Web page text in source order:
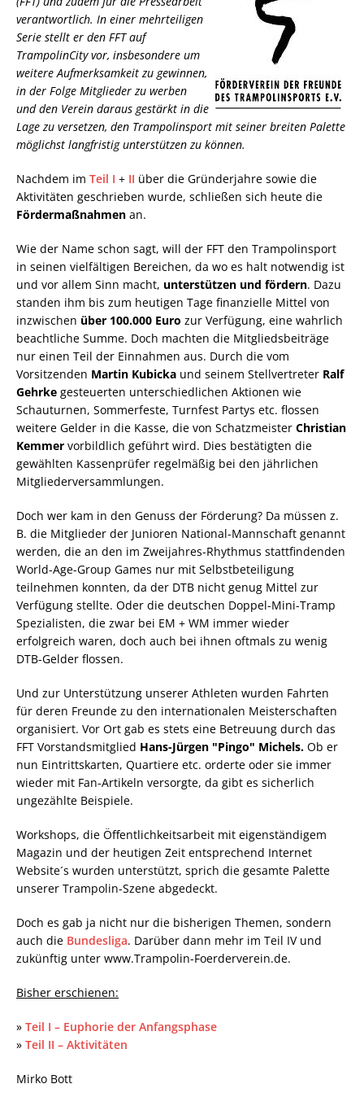
verantwortlich. In einer mehrteiligen
Serie stellt er den FFT auf
TrampolinCity vor, insbesondere um
weitere Aufmerksamkeit zu gewinnen,
in der Folge Mitglieder zu werben
und den Verein daraus gestärkt in die
Lage zu versetzen, den Trampolinsport mit seiner breiten Palette
möglichst langfristig unterstützen zu können.
Nachdem im Teil I + II über die Gründerjahre sowie die
Aktivitäten geschrieben wurde, schließen sich heute die
Fördermaßnahmen an.
Wie der Name schon sagt, will der FFT den Trampolinsport
in seinen vielfältigen Bereichen, da wo es halt notwendig ist
und vor allem Sinn macht, unterstützen und fördern. Dazu
standen ihm bis zum heutigen Tage finanzielle Mittel von
inzwischen über 100.000 Euro zur Verfügung, eine wahrlich
beachtliche Summe. Doch machten die Mitgliedsbeiträge
nur einen Teil der Einnahmen aus. Durch die vom
Vorsitzenden Martin Kubicka und seinem Stellvertreter Ralf
Gehrke gesteuerten unterschiedlichen Aktionen wie
Schauturnen, Sommerfeste, Turnfest Partys etc. flossen
weitere Gelder in die Kasse, die von Schatzmeister Christian
Kemmer vorbildlich geführt wird. Dies bestätigten die
gewählten Kassenprüfer regelmäßig bei den jährlichen
Mitgliederversammlungen.
Doch wer kam in den Genuss der Förderung? Da müssen z.
B. die Mitglieder der Junioren National-Mannschaft genannt
werden, die an den im Zweijahres-Rhythmus stattfindenden
World-Age-Group Games nur mit Selbstbeteiligung
teilnehmen konnten, da der DTB nicht genug Mittel zur
Verfügung stellte. Oder die deutschen Doppel-Mini-Tramp
Spezialisten, die zwar bei EM + WM immer wieder
erfolgreich waren, doch auch bei ihnen oftmals zu wenig
DTB-Gelder flossen.
Und zur Unterstützung unserer Athleten wurden Fahrten
für deren Freunde zu den internationalen Meisterschaften
organisiert. Vor Ort gab es stets eine Betreuung durch das
FFT Vorstandsmitglied Hans-Jürgen "Pingo" Michels. Ob er
nun Eintrittskarten, Quartiere etc. orderte oder sie immer
wieder mit Fan-Artikeln versorgte, da gibt es sicherlich
ungezählte Beispiele.
Workshops, die Öffentlichkeitsarbeit mit eigenständigem
Magazin und der heutigen Zeit entsprechend Internet
Website´s wurden unterstützt, sprich die gesamte Palette
unserer Trampolin-Szene abgedeckt.
Doch es gab ja nicht nur die bisherigen Themen, sondern
auch die Bundesliga. Darüber dann mehr im Teil IV und
zukünftig unter www.Trampolin-Foerderverein.de.
Bisher erschienen:
» Teil I – Euphorie der Anfangsphase
» Teil II – Aktivitäten
Mirko Bott